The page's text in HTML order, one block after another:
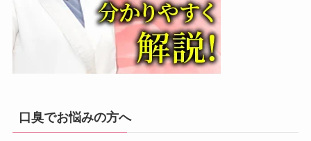
口臭でお悩みの方へ